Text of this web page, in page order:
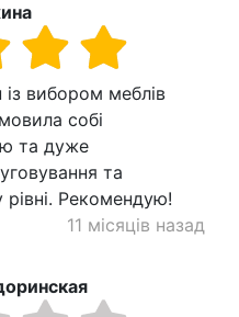
вибором меблів
собі
та дуже
та
рівні. Рекомендую!
11 місяців назад